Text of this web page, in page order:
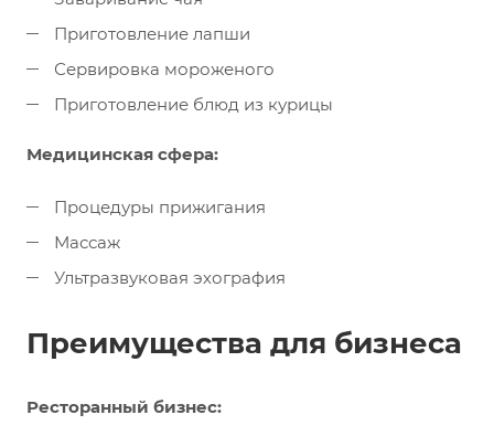
Приготовление лапши
Сервировка мороженого
Приготовление блюд из курицы
Медицинская сфера:
Процедуры прижигания
Массаж
Ультразвуковая эхография
Преимущества для бизнеса
Ресторанный бизнес: